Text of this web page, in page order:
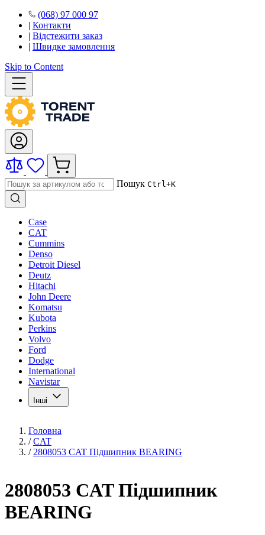
(068) 97 000 97
| Контакти
| Відстежити заказ
| Швидке замовлення
Skip to Content
Пошук Ctrl+K
Case
CAT
Cummins
Denso
Detroit Diesel
Deutz
Hitachi
John Deere
Komatsu
Kubota
Perkins
Volvo
Ford
Dodge
International
Navistar
Інші
Головна
/ CAT
/ 2808053 CAT Підшипник BEARING
2808053 CAT Підшипник
BEARING